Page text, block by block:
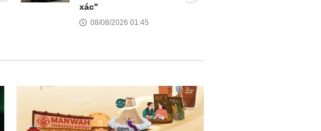
xác"
08/08/2026 01:45